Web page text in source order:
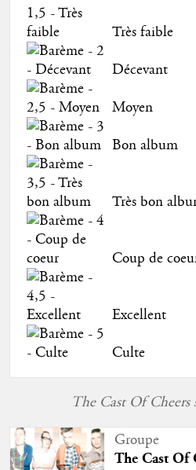
Très faible
Décevant
Moyen
Bon album
Très bon
Coup de
Excellent
Culte
The Cast Of
Groupe
The Cast Of